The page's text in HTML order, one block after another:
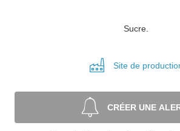
Sucre.
Site de
CRÉER UNE